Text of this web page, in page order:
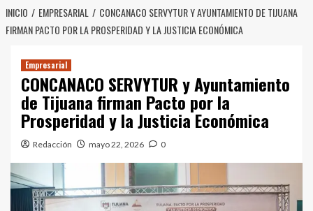
INICIO EMPRESARIAL
CONCANACO SERVYTUR Y AYUNTAMIENTO DE TIJUANA
FIRMAN PACTO POR LA PROSPERIDAD Y LA JUSTICIA ECONÓMICA
Empresarial
CONCANACO SERVYTUR y Ayuntamiento
de Tijuana firman Pacto por la
Prosperidad y la Justicia Económica
Redacción mayo 22, 2026 0